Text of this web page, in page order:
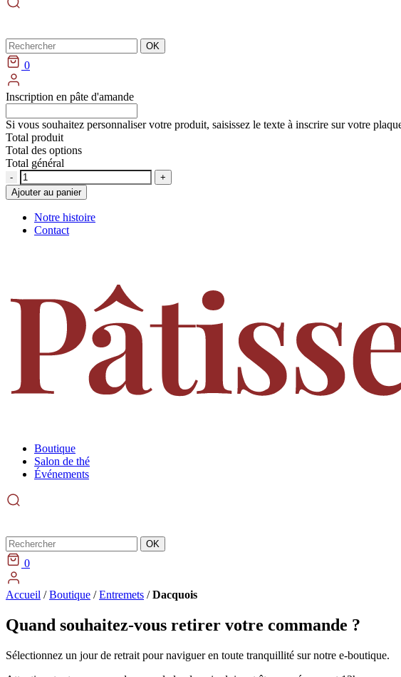
Rechercher OK
0
Inscription en pâte d'amande
Si vous souhaitez personnaliser votre produit, saisissez le texte à inscrire sur votre
Total produit
Total des options
Total général
Quantité
Ajouter au panier
Notre histoire
Contact
Boutique
Salon de thé
Événements
Rechercher OK
0
Accueil /Boutique /Entremets /Dacquois
Quand souhaitez-vous retirer votre commande ?
Sélectionnez un jour de retrait pour naviguer en toute tranquillité sur notre e-boutique.